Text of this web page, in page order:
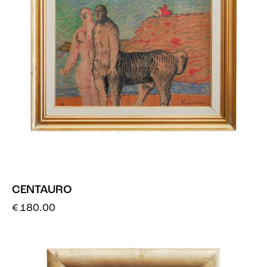
CENTAURO
€ 180.00